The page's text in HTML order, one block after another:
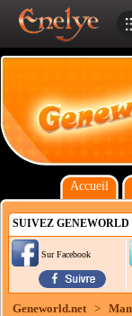
Accueil
SUIVEZ GENEWORLD
Sur Facebook
Geneworld.net >